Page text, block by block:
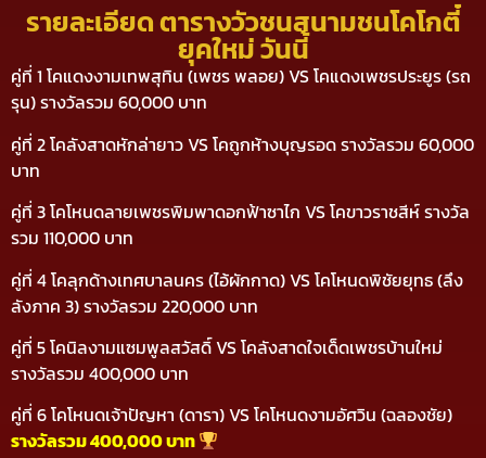
รายละเอียด ตารางวัวชนสนามชนโคโกตี๋
ยุคใหม่ วันนี้
คู่ที่ 1 โคแดงงามเทพสุทิน (เพชร พลอย) VS โคแดงเพชรประยูร (รถ
รุน) รางวัลรวม 60,000 บาท
คู่ที่ 2 โคลังสาดหักล่ายาว VS โคถูกห้างบุญรอด รางวัลรวม 60,000
บาท
คู่ที่ 3 โคโหนดลายเพชรพิมพาดอกฟ้าซาไก VS โคขาวราชสีห์ รางวัล
รวม 110,000 บาท
คู่ที่ 4 โคลุกด้างเทศบาลนคร (ไอ้ผักกาด) VS โคโหนดพิชัยยุทธ (ลึง
ลังภาค 3) รางวัลรวม 220,000 บาท
คู่ที่ 5 โคนิลงามแซมพูลสวัสดิ์ VS โคลังสาดใจเด็ดเพชรบ้านใหม่
รางวัลรวม 400,000 บาท
คู่ที่ 6 โคโหนดเจ้าปัญหา (ดารา) VS โคโหนดงามอัศวิน (ฉลองชัย)
รางวัลรวม 400,000 บาท